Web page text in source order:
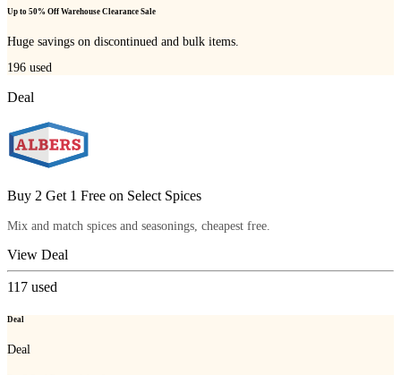
Up to 50% Off Warehouse Clearance Sale
Huge savings on discontinued and bulk items.
196 used
Deal
Buy 2 Get 1 Free on Select Spices
Mix and match spices and seasonings, cheapest free.
View Deal
117 used
Deal
Deal